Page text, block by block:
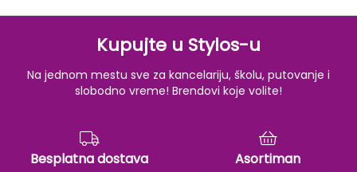
Kupujte u Stylos-u
Na jednom mestu sve za kancelariju, školu, putovanje i
slobodno vreme! Brendovi koje volite!
Besplatna dostava Asortiman